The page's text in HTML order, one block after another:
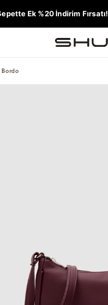
Ek %20 İndirim Fırsatı!